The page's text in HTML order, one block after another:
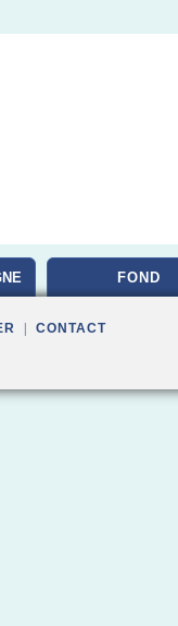
FOND
CONTACT